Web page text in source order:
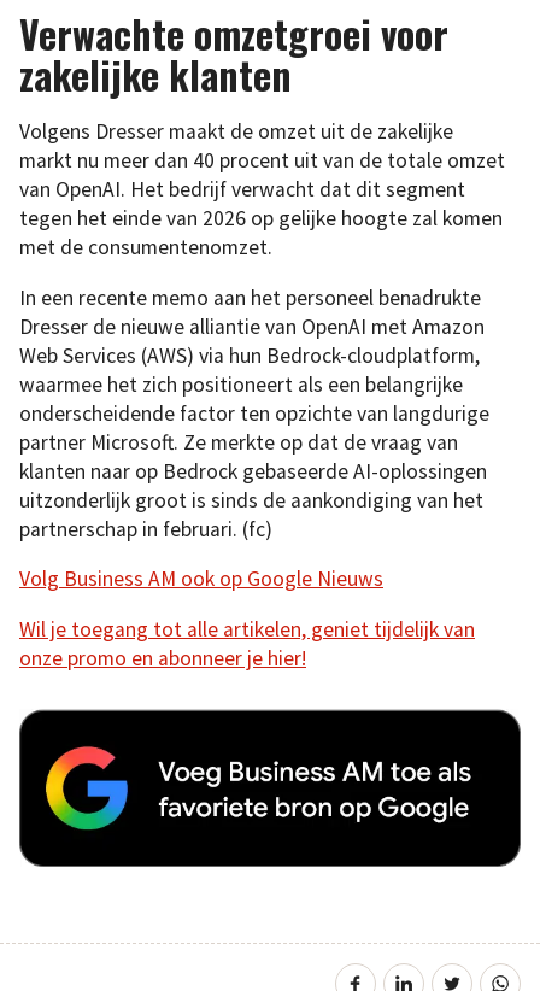
Verwachte omzetgroei voor
zakelijke klanten
Volgens Dresser maakt de omzet uit de zakelijke
markt nu meer dan 40 procent uit van de totale omzet
van OpenAI. Het bedrijf verwacht dat dit segment
tegen het einde van 2026 op gelijke hoogte zal komen
met de consumentenomzet.
In een recente memo aan het personeel benadrukte
Dresser de nieuwe alliantie van OpenAI met Amazon
Web Services (AWS) via hun Bedrock-cloudplatform,
waarmee het zich positioneert als een belangrijke
onderscheidende factor ten opzichte van langdurige
partner Microsoft. Ze merkte op dat de vraag van
klanten naar op Bedrock gebaseerde AI-oplossingen
uitzonderlijk groot is sinds de aankondiging van het
partnerschap in februari. (fc)
Volg Business AM ook op Google Nieuws
Wil je toegang tot alle artikelen, geniet tijdelijk van
onze promo en abonneer je hier!